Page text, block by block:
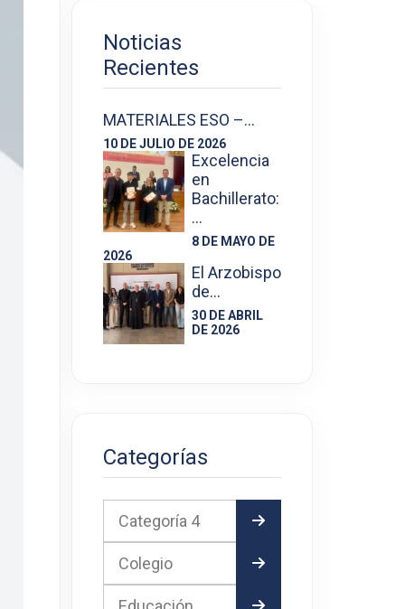
Noticias
Recientes
MATERIALES ESO –…
10 DE JULIO DE 2026
Excelencia
en
Bachillerato:
…
8 DE MAYO DE
2026
El Arzobispo
de…
30 DE ABRIL
DE 2026
Categorías
Categoría 4
Colegio